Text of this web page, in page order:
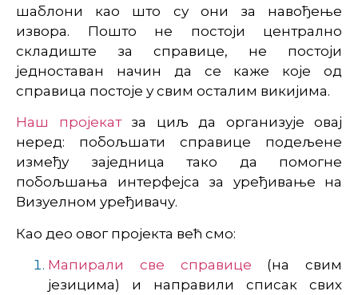
шаблони као што су они за навођење
извора. Пошто не постоји централно
складиште за справице, не постоји
једноставан начин да се каже које од
справица постоје у свим осталим викијима.
Наш пројекатза циљ да организује овај
неред: побољшати справице подељене
између заједница тако да помогне
побољшања интерфејса за уређивање на
Визуелном уређивачу.
Као део овог пројекта већ смо:
Мапирали све справице (на свим
језицима) и направили списак свих